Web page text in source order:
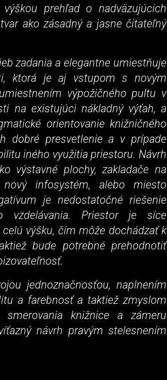
prehľad o nadväzujúcich
ako zásadný a jasne čitateľný
zadania a elegantne umiestňuje
ktorá je aj vstupom s novým
výpožičného pultu v
na existujúci nákladný výťah, a
orientovanie knižničného
dobré presvetlenie a v prípade
iného využitia priestoru. Návrh
výstavné plochy, zakladače na
infosystém, alebo miesto
je nedostatočné riešenie
vzdelávania. Priestor je síce
výšku, čím môže dochádzať k
bude potrebné prehodnotiť
jednoznačnosťou, naplnením
a farebnosť a taktiež zmyslom
knižnice a zámeru
návrh pravým stelesnením